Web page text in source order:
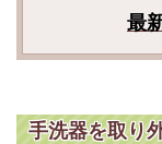
最
手洗器を取り